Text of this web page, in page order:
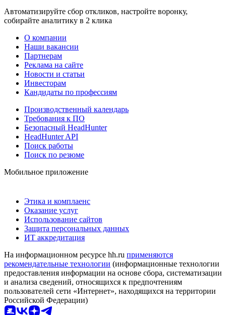
Автоматизируйте сбор откликов, настройте воронку,
собирайте аналитику в 2 клика
О компании
Наши вакансии
Партнерам
Реклама на сайте
Новости и статьи
Инвесторам
Кандидаты по профессиям
Производственный календарь
Требования к ПО
Безопасный HeadHunter
HeadHunter API
Поиск работы
Поиск по резюме
Мобильное приложение
Этика и комплаенс
Оказание услуг
Использование сайтов
Защита персональных данных
ИТ аккредитация
На информационном ресурсе hh.ru применяются
рекомендательные технологии (информационные технологии
предоставления информации на основе сбора, систематизации
и анализа сведений, относящихся к предпочтениям
пользователей сети «Интернет», находящихся на территории
Российской Федерации)